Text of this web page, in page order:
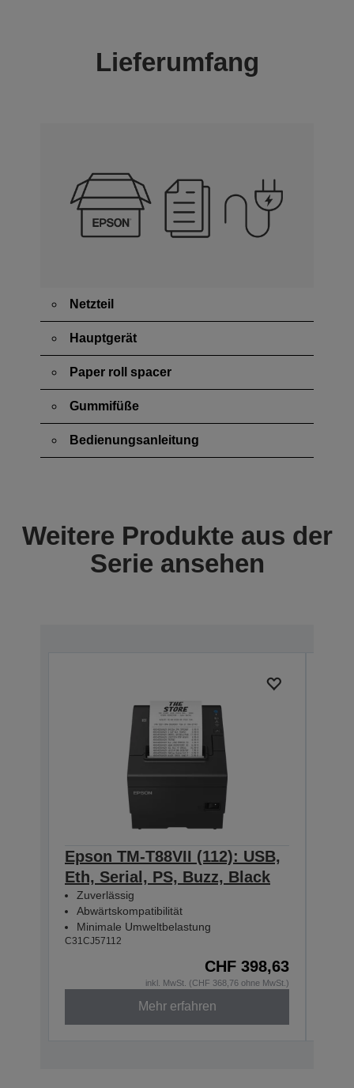
Lieferumfang
Netzteil
Hauptgerät
Paper roll spacer
Gummifüße
Bedienungsanleitung
Weitere Produkte aus der
Serie ansehen
Epson TM-T88VII (112): USB,
Eth, Serial, PS, Buzz, Black
Zuverlässig
Abwärtskompatibilität
Minimale Umweltbelastung
C31CJ57112
CHF 398,63
inkl. MwSt. (CHF 368,76 ohne MwSt.)
Mehr erfahren